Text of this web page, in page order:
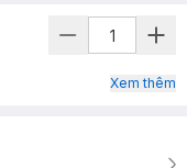
Xem thêm